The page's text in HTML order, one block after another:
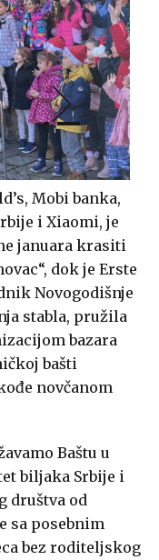
Mobi banka,
i Xiaomi, je
januara krasiti
dok je Erste
Novogodišnje
stabla, pružila
bazara
bašti
novčanom
Baštu u
biljaka Srbije i
društva od
sa posebnim
bez roditeljskog